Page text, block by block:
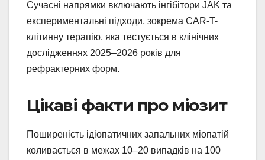
Сучасні напрямки включають інгібітори JAK та
експериментальні підходи, зокрема CAR-T-
клітинну терапію, яка тестується в клінічних
дослідженнях 2025–2026 років для
рефрактерних форм.
Цікаві факти про міозит
Поширеність ідіопатичних запальних міопатій
коливається в межах 10–20 випадків на 100